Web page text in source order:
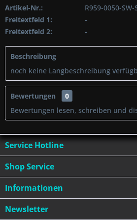
Artikel-Nr.:
R959-0050-SW-
Freitextfeld 1:
-
Freitextfeld 2:
-
Beschreibung
noch keine Langbeschreibung
Bewertungen
0
Bewertungen lesen, schreiben und
Service Hotline
Shop Service
Informationen
Newsletter